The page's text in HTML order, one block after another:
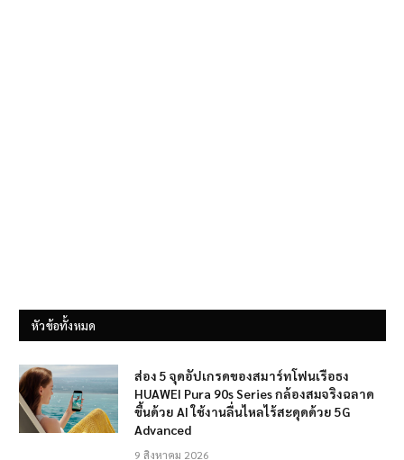
หัวข้อทั้งหมด
ส่อง 5 จุดอัปเกรดของสมาร์ทโฟนเรือธง
HUAWEI Pura 90s Series กล้องสมจริงฉลาด
ขึ้นด้วย AI ใช้งานลื่นไหลไร้สะดุดด้วย 5G
Advanced
9 สิงหาคม 2026